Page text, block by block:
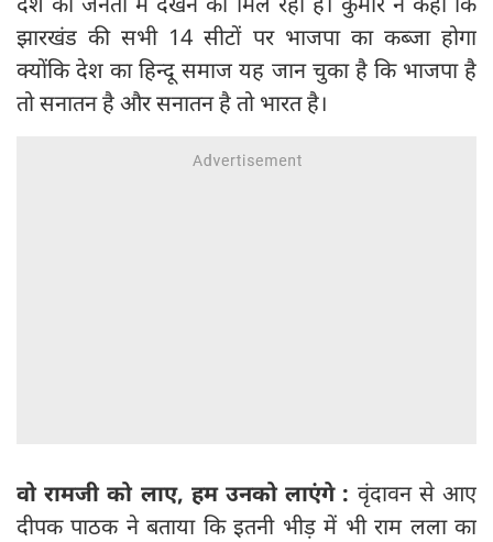
झारखंड की सभी 14 सीटों पर भाजपा का कब्जा होगा
क्योंकि देश का हिन्दू समाज यह जान चुका है कि भाजपा है
तो सनातन है और सनातन है तो भारत है।
वो रामजी को लाए, हम उनको लाएंगे : वृंदावन से आए
दीपक पाठक ने बताया कि इतनी भीड़ में भी राम लला का